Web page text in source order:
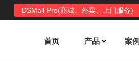
DSMall Pro(商城、外卖、上门服务)
首页 产品 案例